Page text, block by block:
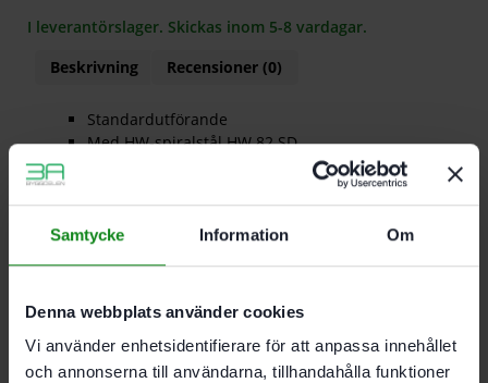
Samtycke Information Om
Denna webbplats använder cookies
Vi använder enhetsidentifierare för att anpassa innehållet
och annonserna till användarna, tillhandahålla funktioner
I leverantörslager. Skickas inom 5-8 vardagar.
Beskrivning
Recensioner (0)
Standardutförande
Med HW-spiralstål HW 82 SD
Det finns inga recensioner än.
Bli först med att recensera ”Festool Hyvelkutter HK 82
SD”